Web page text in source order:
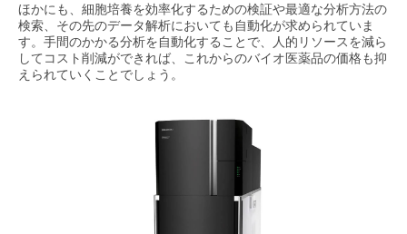
ほかにも、細胞培養を効率化するための検証や最適な分析方法の
検索、その先のデータ解析においても自動化が求められていま
す。手間のかかる分析を自動化することで、人的リソースを減ら
してコスト削減ができれば、これからのバイオ医薬品の価格も抑
えられていくことでしょう。